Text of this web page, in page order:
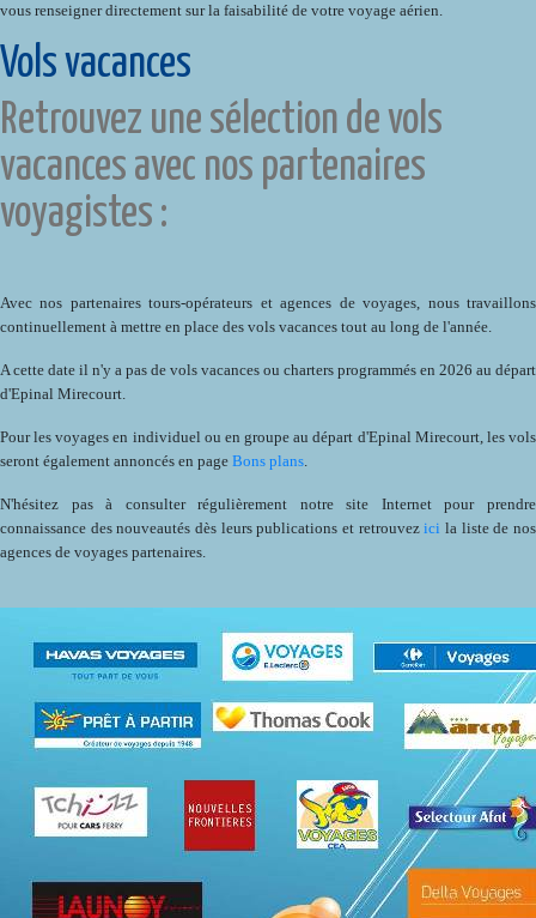
vous renseigner directement sur la faisabilité de votre voyage aérien.
Vols vacances
Retrouvez une sélection de vols
vacances avec nos partenaires
voyagistes :
Avec nos partenaires tours-opérateurs et agences de voyages, nous travaillons
continuellement à mettre en place des vols vacances tout au long de l'année.
A cette date il n'y a pas de vols vacances ou charters programmés en 2026 au départ
d'Epinal Mirecourt.
Pour les voyages en individuel ou en groupe au départ d'Epinal Mirecourt, les vols
seront également annoncés en page Bons plans.
N'hésitez pas à consulter régulièrement notre site Internet pour prendre
connaissance des nouveautés dès leurs publications et retrouvezici la liste de nos
agences de voyages partenaires.